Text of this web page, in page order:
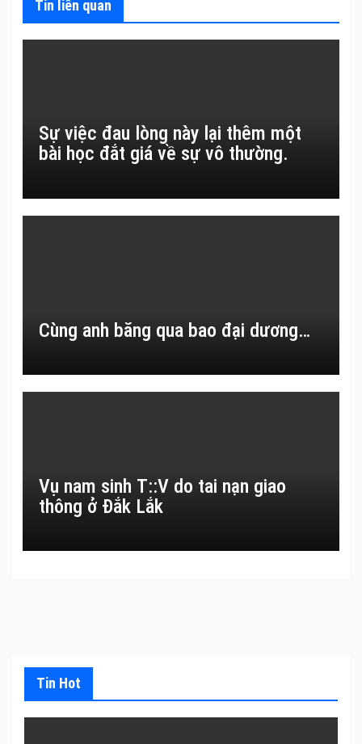
Tin liên quan
Sự việc đau lòng này lại thêm một
bài học đắt giá về sự vô thường.
Cùng anh băng qua bao đại dương…
Vụ nam sinh T::V do tai nạn giao
thông ở Đắk Lắk
Tin Hot